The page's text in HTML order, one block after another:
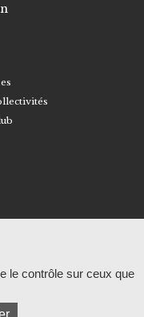
le contrôle sur ceux que